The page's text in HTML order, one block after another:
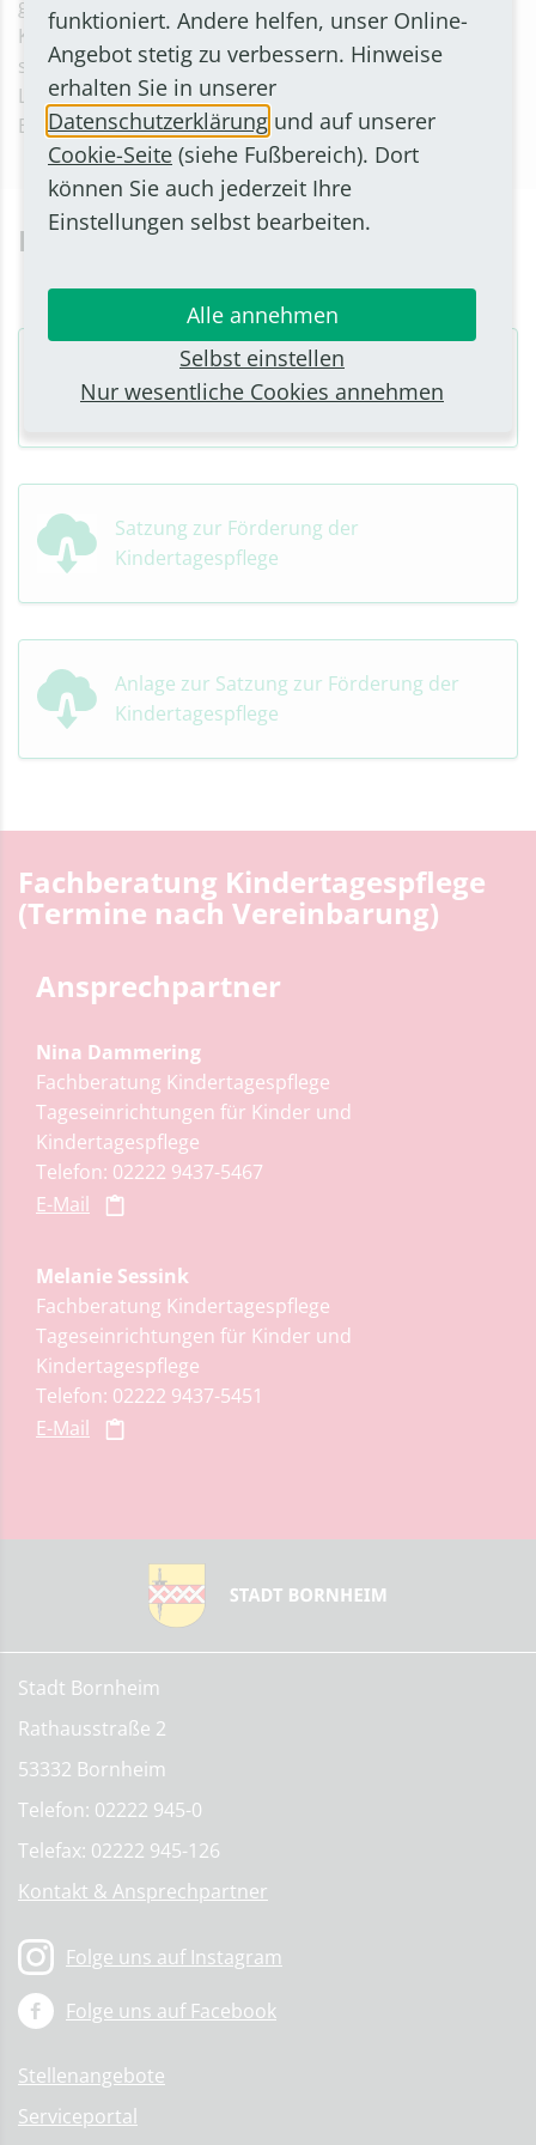
geistigen Entwicklung orientiert sich am einzelnen
Kind: an dessen Alter und Entwicklungsstand, an den
sprachlichen und sonstigen Fähigkeiten, an der
Lebenssituation sowie an den Interessen und
Bedürfnissen.
Downloads
ABC der Kindertagespflege
Satzung zur Förderung der
Kindertagespflege
Anlage zur Satzung zur Förderung der
Kindertagespflege
Fachberatung Kindertagespflege
(Termine nach Vereinbarung)
Ansprechpartner
Nina Dammering
Fachberatung Kindertagespflege
Tageseinrichtungen für Kinder und
Kindertagespflege
Telefon: 02222 9437-5467
E-Mail
Melanie Sessink
Fachberatung Kindertagespflege
Tageseinrichtungen für Kinder und
Kindertagespflege
Telefon: 02222 9437-5451
E-Mail
Stadt Bornheim
Rathausstraße 2
53332 Bornheim
Telefon: 02222 945-0
Telefax: 02222 945-126
Kontakt & Ansprechpartner
Folge uns auf Instagram
Folge uns auf Facebook
Stellenangebote
Serviceportal
funktioniert. Andere helfen, unser Online-
Angebot stetig zu verbessern. Hinweise
erhalten Sie in unserer
Datenschutzerklärung und auf unserer
Cookie-Seite (siehe Fußbereich). Dort
können Sie auch jederzeit Ihre
Einstellungen selbst bearbeiten.
Alle annehmen
Selbst einstellen
Nur wesentliche Cookies annehmen